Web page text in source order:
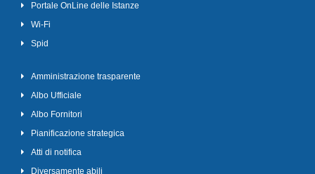
Portale OnLine delle Istanze
Wi-Fi
Spid
Amministrazione trasparente
Albo Ufficiale
Albo Fornitori
Pianificazione strategica
Atti di notifica
Diversamente abili